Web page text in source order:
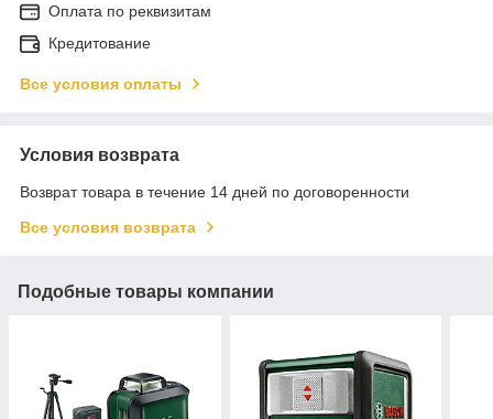
Оплата по реквизитам
Кредитование
Все условия оплаты
Условия возврата
Возврат товара в течение 14 дней по договоренности
Все условия возврата
Подобные товары компании